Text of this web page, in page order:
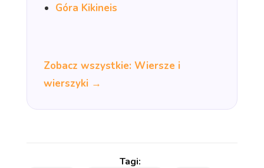
Góra Kikineis
Zobacz wszystkie: Wiersze i
wierszyki →